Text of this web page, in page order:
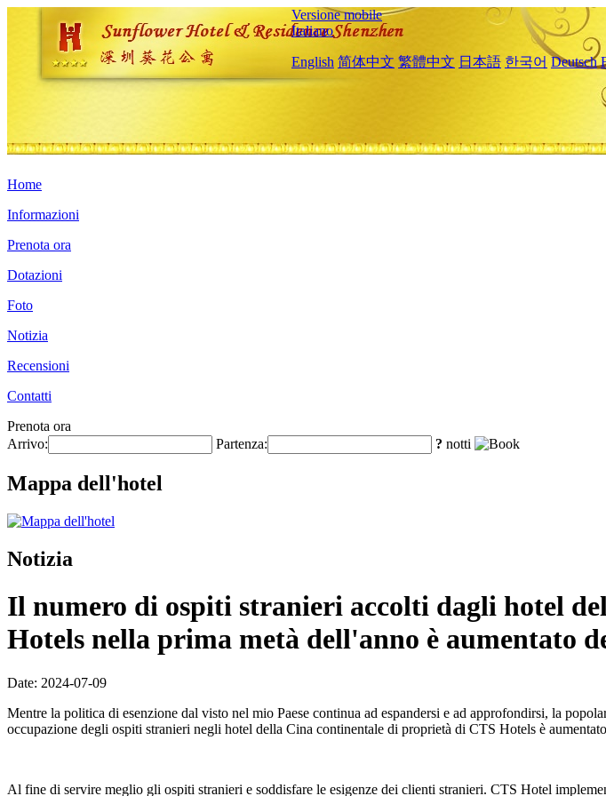
Versione mobile
Italiano
English 简体中文 繁體中文 日本語 한국어 Deutsch
Home
Informazioni
Prenota ora
Dotazioni
Foto
Notizia
Recensioni
Contatti
Prenota ora
Arrivo:
Partenza: ? notti
Mappa dell'hotel
Notizia
Il numero di ospiti stranieri accolti dagli hotel
Hotels nella prima metà dell'anno è aumentato
Date: 2024-07-09
Mentre la politica di esenzione dal visto nel mio Paese continua ad espandersi e ad approfondirsi, la
occupazione degli ospiti stranieri negli hotel della Cina continentale di proprietà di CTS Hotels è
Al fine di servire meglio gli ospiti stranieri e soddisfare le esigenze dei clienti stranieri. CTS Hotel